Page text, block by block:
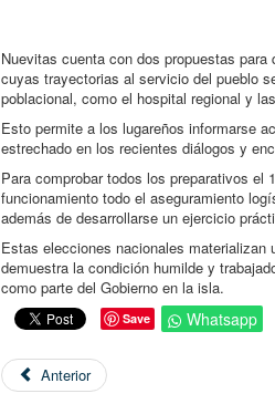
Nuevitas cuenta con dos propuestas
cuyas trayectorias al servicio del pueblo
poblacional, como el hospital regional y
Esto permite a los lugareños informarse
estrechado en los recientes diálogos y
Para comprobar todos los preparativos el
funcionamiento todo el aseguramiento
además de desarrollarse un ejercicio
Estas elecciones nacionales
demuestra la condición humilde y
como parte del Gobierno en la isla.
Save Whatsapp
Anterior